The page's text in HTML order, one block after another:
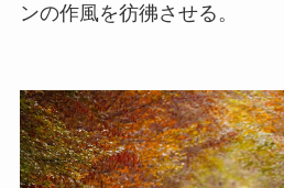
ンの作風を彷彿させる。